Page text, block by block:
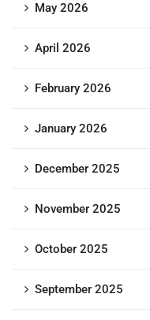
May 2026
April 2026
February 2026
January 2026
December 2025
November 2025
October 2025
September 2025